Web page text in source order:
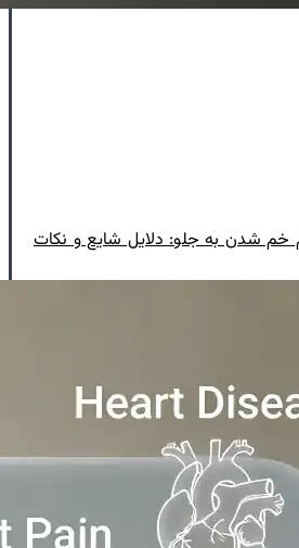
خم شدن به جلو: دلایل شایع و نکات